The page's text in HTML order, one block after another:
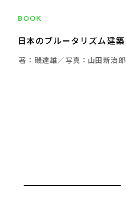
BOOK
日本のブルータリズム建築
著：磯達雄／写真：山田新治郎